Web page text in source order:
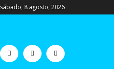
sábado, 8 agosto, 2026